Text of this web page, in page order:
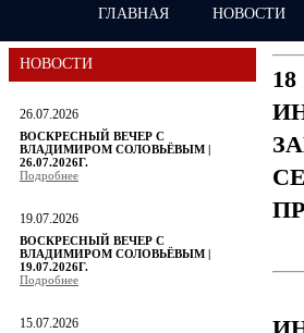
ГЛАВНАЯ НОВОСТИ
НОВОСТИ
26.07.2026
ВОСКРЕСНЫЙ ВЕЧЕР С
ВЛАДИМИРОМ СОЛОВЬЁВЫМ |
26.07.2026Г.
Подробнее
19.07.2026
ВОСКРЕСНЫЙ ВЕЧЕР С
ВЛАДИМИРОМ СОЛОВЬЁВЫМ |
19.07.2026Г.
Подробнее
15.07.2026